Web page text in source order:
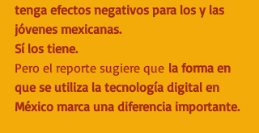
tenga efectos negativos para los y las
jóvenes mexicanas.
Sí los tiene.
Pero el reporte sugiere que la forma en
que se utiliza la tecnología digital en
México marca una diferencia importante.